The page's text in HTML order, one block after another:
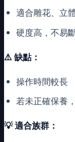
適合雕花、立
硬度高，不易
⚠️ 缺點：
操作時間較長
若未正確保養
💡適合族群：